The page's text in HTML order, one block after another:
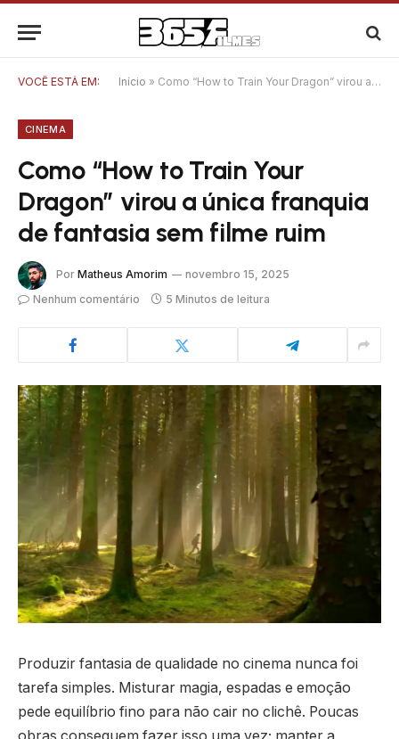
VOCÊ ESTÁ EM: Início » Como “How to Train Your Dragon” virou a única franquia de fantasia sem filme ruim
CINEMA
Como “How to Train Your
Dragon” virou a única franquia
de fantasia sem filme ruim
Por Matheus Amorim
novembro 15, 2025
Nenhum comentário
5 Minutos de leitura
Produzir fantasia de qualidade no cinema nunca foi
tarefa simples. Misturar magia, espadas e emoção
pede equilíbrio fino para não cair no clichê. Poucas
obras conseguem fazer isso uma vez; manter a